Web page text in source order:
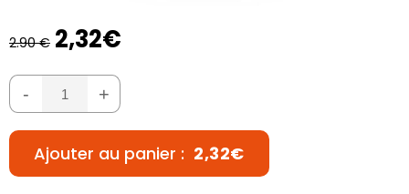
2.90 € 2,32€
- +
Ajouter au panier : 2,32€